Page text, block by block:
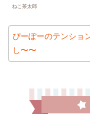
ねこ茶太郎
ぴーぽーのテンショ
し〜〜